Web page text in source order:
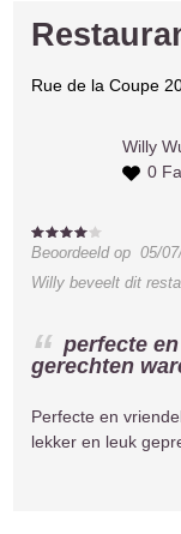
Rue de la Coupe
Willy
0
Beoordeeld op05/
Willy beveelt dit
perfecte
gerechten
Perfecte en
lekker en leuk